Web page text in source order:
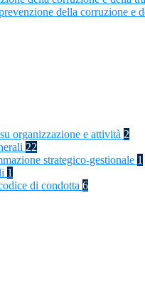
della corruzione e
organizzazione e attività 2
22
strategico-gestionale 1
1
di condotta 6